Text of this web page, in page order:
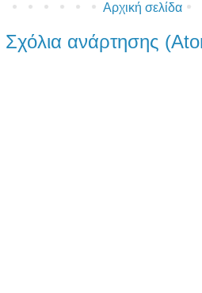
Αρχική σελίδα
Σχόλια ανάρτησης